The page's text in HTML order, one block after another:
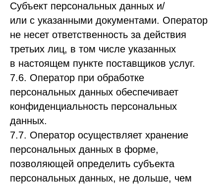
Субъект персональных данных и/
или с указанными документами. Оператор
не несет ответственность за действия
третьих лиц, в том числе указанных
в настоящем пункте поставщиков услуг.
7.6. Оператор при обработке
персональных данных обеспечивает
конфиденциальность персональных
данных.
7.7. Оператор осуществляет хранение
персональных данных в форме,
позволяющей определить субъекта
персональных данных, не дольше, чем